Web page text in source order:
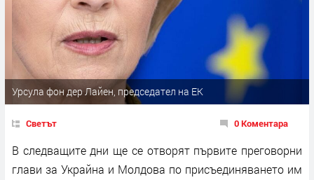
Урсула фон дер Лайен, председател на ЕК
Светът 0 Коментара
В следващите дни ще се отворят първите преговорни
глави за Украйна и Молдова по присъединяването им